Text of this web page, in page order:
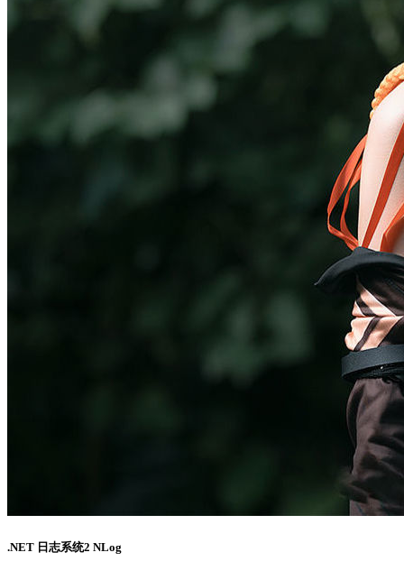
.NET 日志系统2 NLog